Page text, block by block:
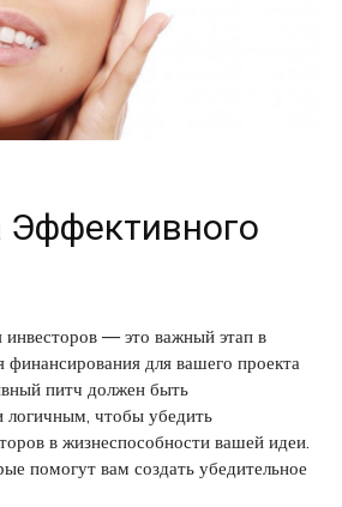
Эффективного
инвесторов — это важный этап в
финансирования для вашего проекта
питч должен быть
логичным, чтобы убедить
в жизнеспособности вашей идеи.
помогут вам создать убедительное